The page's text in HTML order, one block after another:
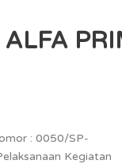
ALFA
: 0050/SP-
Kegiatan